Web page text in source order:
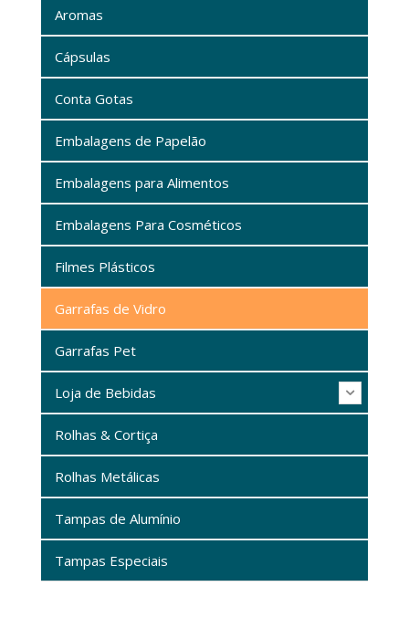
Aromas
Cápsulas
Conta Gotas
Embalagens de Papelão
Embalagens para Alimentos
Embalagens Para Cosméticos
Filmes Plásticos
Garrafas de Vidro
Garrafas Pet
Loja de Bebidas
Rolhas & Cortiça
Rolhas Metálicas
Tampas de Alumínio
Tampas Especiais